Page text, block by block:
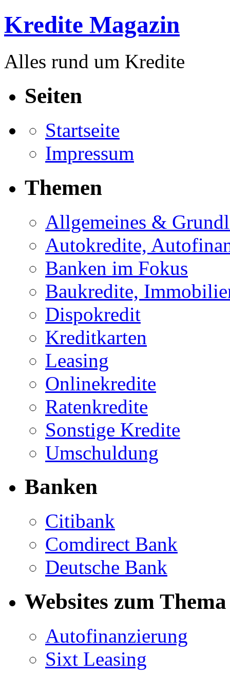
Kredite Magazin
Alles rund um Kredite
Seiten
Startseite
Impressum
Themen
Allgemeines &
Autokredite,
Banken im Fokus
Baukredite,
Dispokredit
Kreditkarten
Leasing
Onlinekredite
Ratenkredite
Sonstige Kredite
Umschuldung
Banken
Citibank
Comdirect Bank
Deutsche Bank
Websites zum
Autofinanzierung
Sixt Leasing